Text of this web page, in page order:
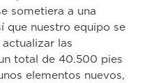
sometiera a una
que nuestro equipo se
las
total de 40.500 pies
elementos nuevos,